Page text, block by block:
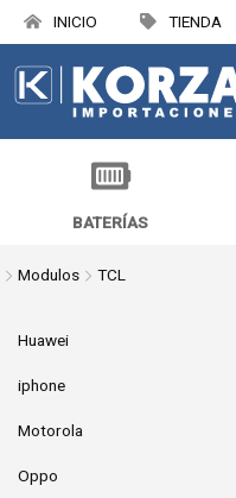
INICIO TIENDA
BATERÍAS
Modulos TCL
Huawei
iphone
Motorola
Oppo